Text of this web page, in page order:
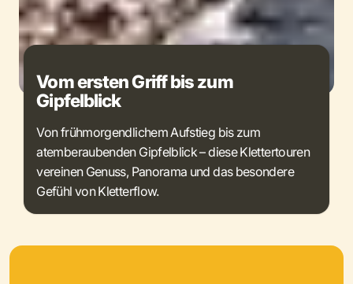
Vom ersten Griff bis zum
Gipfelblick
Von frühmorgendlichem Aufstieg bis zum
atemberaubenden Gipfelblick – diese Klettertouren
vereinen Genuss, Panorama und das besondere
Gefühl von Kletterflow.